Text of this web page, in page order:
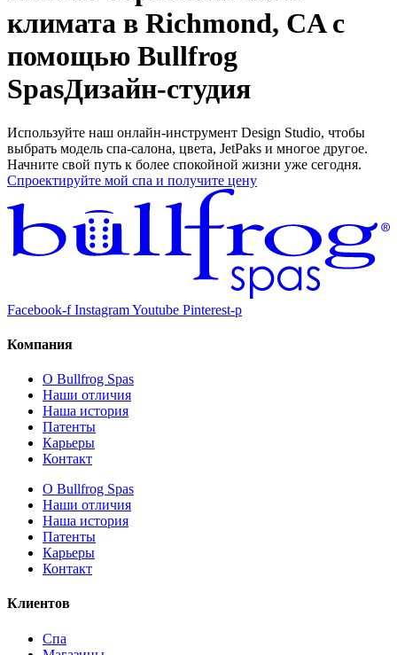
климата в Richmond, CA с
помощью Bullfrog
SpasДизайн-студия
Используйте наш онлайн-инструмент Design Studio, чтобы
выбрать модель спа-салона, цвета, JetPaks и многое другое.
Начните свой путь к более спокойной жизни уже сегодня.
Спроектируйте мой спа и получите цену
Facebook-f InstagramYoutube Pinterest-p
Компания
О Bullfrog Spas
Наши отличия
Наша история
Патенты
Карьеры
Контакт
О Bullfrog Spas
Наши отличия
Наша история
Патенты
Карьеры
Контакт
Клиентов
Спа